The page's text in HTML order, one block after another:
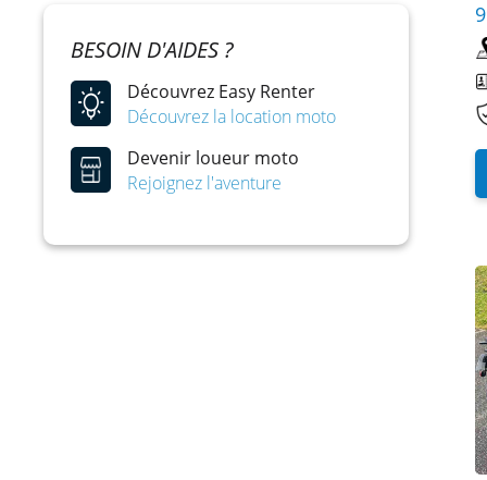
BESOIN D'AIDES ?
Découvrez Easy Renter
Découvrez la location moto
Devenir loueur moto
Rejoignez l'aventure